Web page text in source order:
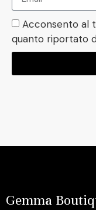
Acconsento al
quanto riportato
Gemma